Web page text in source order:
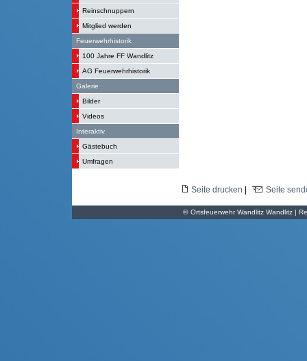
Reinschnuppern
Mitglied werden
Feuerwehrhistorik
100 Jahre FF Wandlitz
AG Feuerwehrhistorik
Galerie
Bilder
Videos
Interaktiv
Gästebuch
Umfragen
Seite drucken Seite
© Ortsfeuerwehr Wandlitz Wandlitz |